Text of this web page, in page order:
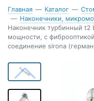
Главная — Каталог —
— Наконечники,
Наконечник турбинный
мощности, с
соединение sirona